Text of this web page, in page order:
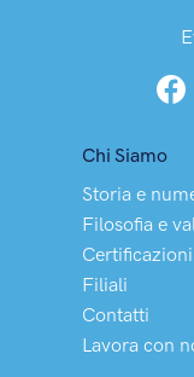
Chi Siamo
Storia e
Filosofia e
Certificazioni
Filiali
Contatti
Lavora con